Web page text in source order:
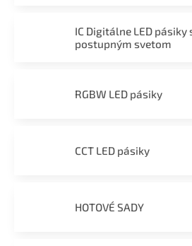
IC Digitálne LED
postupným svetom
RGBW LED pásiky
CCT LED pásiky
HOTOVÉ SADY